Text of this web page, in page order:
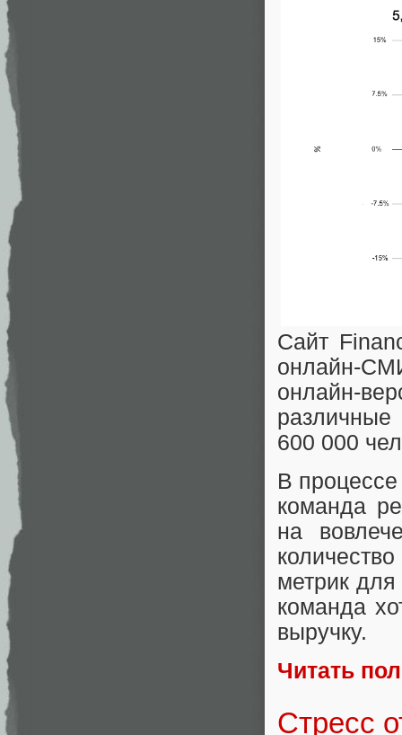
Сайт
онлайн-
онлайн-
600 000
В процессе
команда
на
метрик
команда
выручку.
Читать
Стресс